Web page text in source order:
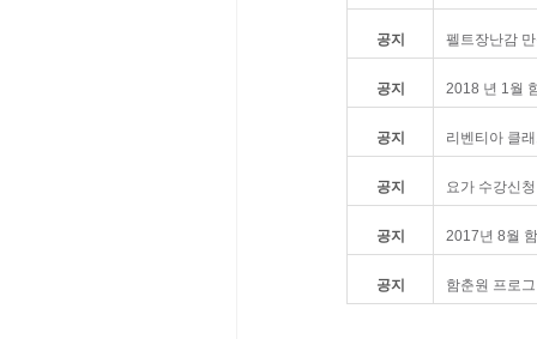
공지 펠트장난감
공지 2018 년 1월
공지 리벤티아 클
공지 요가 수강신
공지 2017년 8월
공지 함춘원 프로